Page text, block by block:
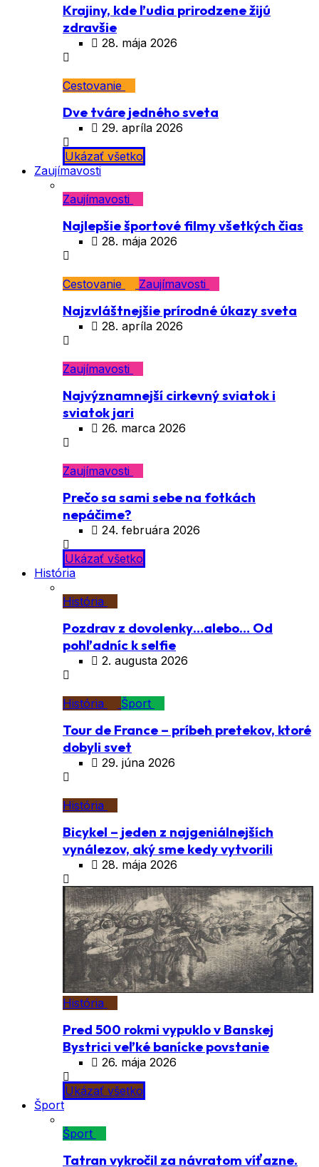
Krajiny, kde ľudia prirodzene žijú
zdravšie
28. mája 2026
Cestovanie
Dve tváre jedného sveta
29. apríla 2026
Ukázať všetko
Zaujímavosti
Zaujímavosti
Najlepšie športové filmy všetkých čias
28. mája 2026
Cestovanie Zaujímavosti
Najzvláštnejšie prírodné úkazy sveta
28. apríla 2026
Zaujímavosti
Najvýznamnejší cirkevný sviatok i
sviatok jari
26. marca 2026
Zaujímavosti
Prečo sa sami sebe na fotkách
nepáčime?
24. februára 2026
Ukázať všetko
História
História
Pozdrav z dovolenky…alebo… Od
pohľadníc k selfie
2. augusta 2026
História Šport
Tour de France – príbeh pretekov, ktoré
dobyli svet
29. júna 2026
História
Bicykel – jeden z najgeniálnejších
vynálezov, aký sme kedy vytvorili
28. mája 2026
História
Pred 500 rokmi vypuklo v Banskej
Bystrici veľké banícke povstanie
26. mája 2026
Ukázať všetko
Šport
Šport
Tatran vykročil za návratom víťazne.